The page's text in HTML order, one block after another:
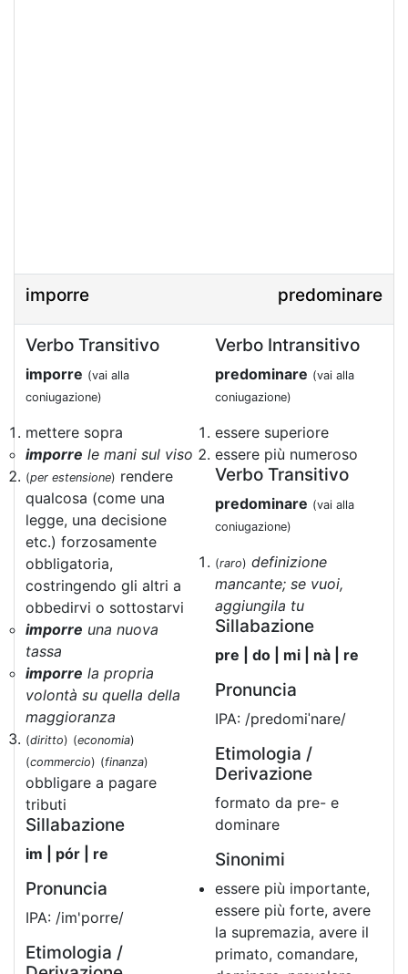
imporre predominare
Verbo Transitivo
imporre (vai alla
coniugazione)
mettere sopra
imporre le mani sul viso
(per estensione) rendere
qualcosa (come una
legge, una decisione
etc.) forzosamente
obbligatoria,
costringendo gli altri a
obbedirvi o sottostarvi
imporre una nuova
tassa
imporre la propria
volontà su quella della
maggioranza
(diritto) (economia)
(commercio) (finanza)
obbligare a pagare
tributi
Sillabazione
im | pór | re
Pronuncia
IPA: /im'porre/
Etimologia /
Verbo Intransitivo
predominare (vai alla
coniugazione)
essere superiore
essere più numeroso
Verbo Transitivo
predominare (vai alla
coniugazione)
(raro) definizione
mancante; se vuoi,
aggiungila tu
Sillabazione
pre | do | mi | nà | re
Pronuncia
IPA: /predomiˈnare/
Etimologia /
Derivazione
formato da pre- e
dominare
Sinonimi
essere più importante,
essere più forte, avere
la supremazia, avere il
primato, comandare,